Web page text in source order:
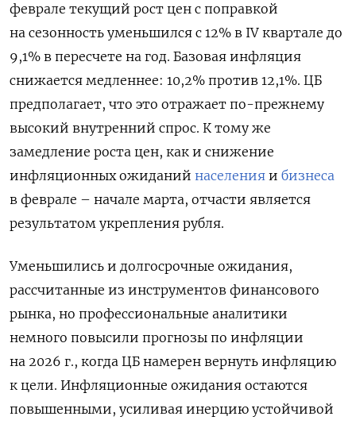
феврале текущий рост цен с поправкой
на сезонность уменьшился с 12% в IV квартале до
9,1% в пересчете на год. Базовая инфляция
снижается медленнее: 10,2% против 12,1%. ЦБ
предполагает, что это отражает по-прежнему
высокий внутренний спрос. К тому же
замедление роста цен, как и снижение
инфляционных ожиданий населения и бизнеса
в феврале – начале марта, отчасти является
результатом укрепления рубля.
Уменьшились и долгосрочные ожидания,
рассчитанные из инструментов финансового
рынка, но профессиональные аналитики
немного повысили прогнозы по инфляции
на 2026 г., когда ЦБ намерен вернуть инфляцию
к цели. Инфляционные ожидания остаются
повышенными, усиливая инерцию устойчивой